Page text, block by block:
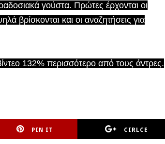
γούστα. Πρώτες έρχονται οι
βρίσκονται και οι αναζητήσεις για
132% περισσότερο από τους άντρες.
PIN IT CIRLCE